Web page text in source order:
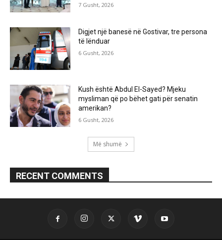
7 Gusht, 2026
Digjet një banesë në Gostivar, tre persona
të lënduar
6 Gusht, 2026
Kush është Abdul El-Sayed? Mjeku
mysliman që po bëhet gati për senatin
amerikan?
6 Gusht, 2026
Më shumë
RECENT COMMENTS